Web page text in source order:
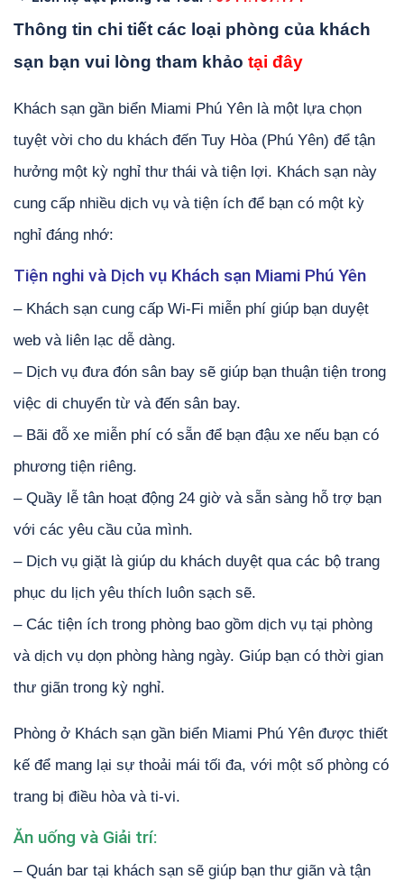
Thông tin chi tiết các loại phòng của khách
sạn bạn vui lòng tham khảo tại đây
Khách sạn gần biển Miami Phú Yên là một lựa chọn
tuyệt vời cho du khách đến Tuy Hòa (Phú Yên) để tận
hưởng một kỳ nghỉ thư thái và tiện lợi. Khách sạn này
cung cấp nhiều dịch vụ và tiện ích để bạn có một kỳ
nghỉ đáng nhớ:
Tiện nghi và Dịch vụ Khách sạn Miami Phú Yên
– Khách sạn cung cấp Wi-Fi miễn phí giúp bạn duyệt
web và liên lạc dễ dàng.
– Dịch vụ đưa đón sân bay sẽ giúp bạn thuận tiện trong
việc di chuyển từ và đến sân bay.
– Bãi đỗ xe miễn phí có sẵn để bạn đậu xe nếu bạn có
phương tiện riêng.
– Quầy lễ tân hoạt động 24 giờ và sẵn sàng hỗ trợ bạn
với các yêu cầu của mình.
– Dịch vụ giặt là giúp du khách duyệt qua các bộ trang
phục du lịch yêu thích luôn sạch sẽ.
– Các tiện ích trong phòng bao gồm dịch vụ tại phòng
và dịch vụ dọn phòng hàng ngày. Giúp bạn có thời gian
thư giãn trong kỳ nghỉ.
Phòng ở Khách sạn gần biển Miami Phú Yên được thiết
kế để mang lại sự thoải mái tối đa, với một số phòng có
trang bị điều hòa và ti-vi.
Ăn uống và Giải trí:
– Quán bar tại khách sạn sẽ giúp bạn thư giãn và tận